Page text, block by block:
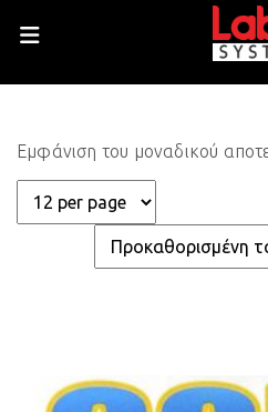
Εμφάνιση του μοναδικού